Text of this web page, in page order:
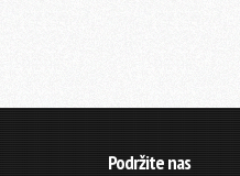
Podržite nas